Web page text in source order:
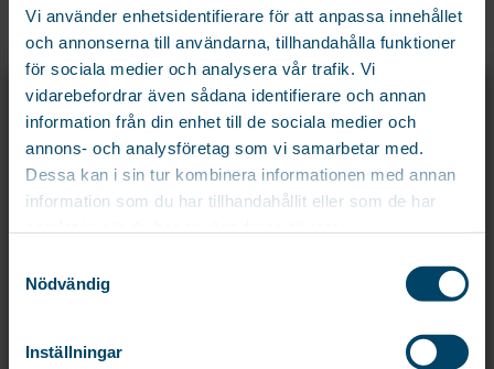
Vi använder enhetsidentifierare för att anpassa innehållet
och annonserna till användarna, tillhandahålla funktioner
för sociala medier och analysera vår trafik. Vi
vidarebefordrar även sådana identifierare och annan
information från din enhet till de sociala medier och
annons- och analysföretag som vi samarbetar med.
Dessa kan i sin tur kombinera informationen med annan
information som du har tillhandahållit eller som de har
Nödvändig
Inställningar
Exklusivt höj- och sänkbar 4-
armad torkvinda helt i
aluminium....
999kr
Robust 4-armad torkvinda i
aluminium. Försedd med
snäppfäste för...
795kr
REGISTRERA DIG OCH FÅ 15% PÅ DIN
FÖRSTA ORDER!
Registrera dig för att ta del av exklusiva erbjudanden och de senaste
nyheterna före alla andra!
Email*